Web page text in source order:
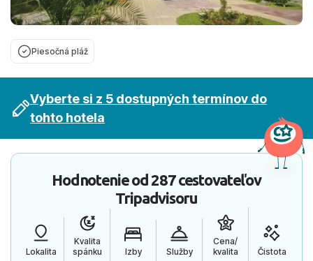
Piesočná pláž
Vyberte si z 5 dostupných termínov do
tohto hotela
Hodnotenie od287 cestovateľov
Tripadvisoru
Lokalita
Kvalita
spánku
Izby Služby
Cena/
kvalita
Čistota